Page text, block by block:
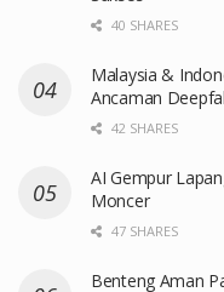
40 SHARES
Malaysia &
Ancaman
42 SHARES
AI Gempur
Moncer
47 SHARES
Benteng Aman